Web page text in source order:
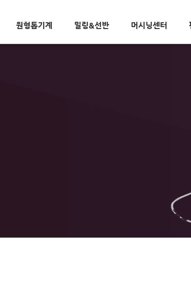
원형톱기계 밀링&선반 머시닝센터